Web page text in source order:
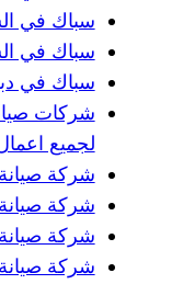
سباك في الشارقة
سباك في الشارقة
سباك في دبي
لجميع
شركة صيانة
شركة صيانة عامة
شركة